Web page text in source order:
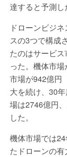
達すると予測し
ドローンビジ
スの3つで構成
たのはサービ
った。機体市
市場が942億円
大を続け、30
場は2746億円
した。
機体市場では
たドローンの